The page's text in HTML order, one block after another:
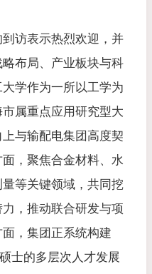
访表示热烈欢迎，并
布局、产业板块与科
学作为一所以工学为
属重点应用研究型大
与输配电集团高度契
，聚焦合金材料、水
等关键领域，共同挖
，推动联合研发与项
，集团正系统构建
士的多层次人才发展